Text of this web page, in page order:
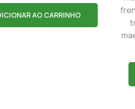
AO CARRINHO